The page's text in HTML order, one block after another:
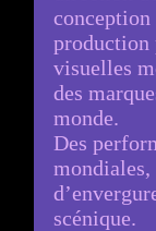
production
visuelles
des
monde.
Des
mondiales,
scénique.